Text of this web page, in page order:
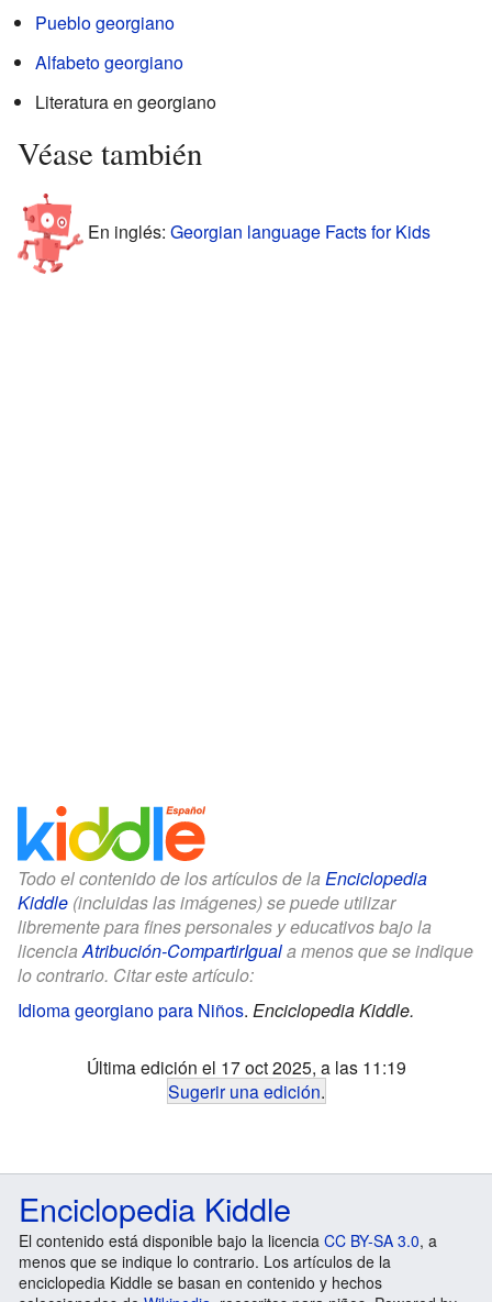
Pueblo georgiano
Alfabeto georgiano
Literatura en georgiano
Véase también
En inglés: Georgian language Facts for Kids
Todo el contenido de los artículos de la Enciclopedia
Kiddle (incluidas las imágenes) se puede utilizar
libremente para fines personales y educativos bajo la
licenciaAtribución-CompartirIguala menos que se indique
lo contrario. Citar este artículo:
Idioma georgiano para Niños. Enciclopedia Kiddle.
Última edición el 17 oct 2025, a las 11:19
Sugerir una edición.
Enciclopedia Kiddle
El contenido está disponible bajo la licencia CC BY-SA 3.0, a
menos que se indique lo contrario. Los artículos de la
enciclopedia Kiddle se basan en contenido y hechos